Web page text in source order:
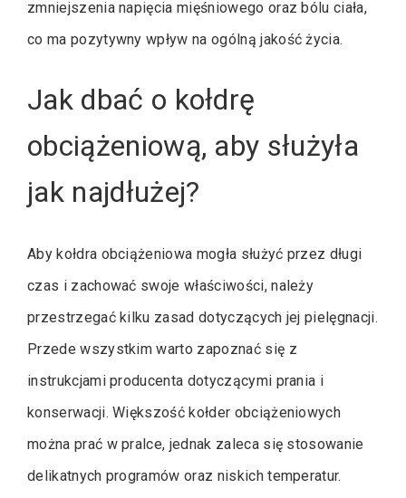
zmniejszenia napięcia mięśniowego oraz bólu ciała,
co ma pozytywny wpływ na ogólną jakość życia.
Jak dbać o kołdrę
obciążeniową, aby służyła
jak najdłużej?
Aby kołdra obciążeniowa mogła służyć przez długi
czas i zachować swoje właściwości, należy
przestrzegać kilku zasad dotyczących jej pielęgnacji.
Przede wszystkim warto zapoznać się z
instrukcjami producenta dotyczącymi prania i
konserwacji. Większość kołder obciążeniowych
można prać w pralce, jednak zaleca się stosowanie
delikatnych programów oraz niskich temperatur.